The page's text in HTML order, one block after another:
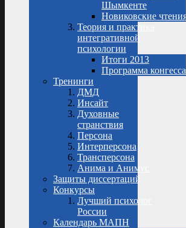
Шымкенте
Новиковские чтения
Теория и практика
интегративной
психологии
Итоги 2013
Программа конгесса
Тренинги
ДМД
Инсайт
Духовные
странствия
Персона
Интерперсона
Трансперсона
Анима и Анимус
Защиты диссертаций
Конкурсы
Лучший психолог
России
Календарь МАПН